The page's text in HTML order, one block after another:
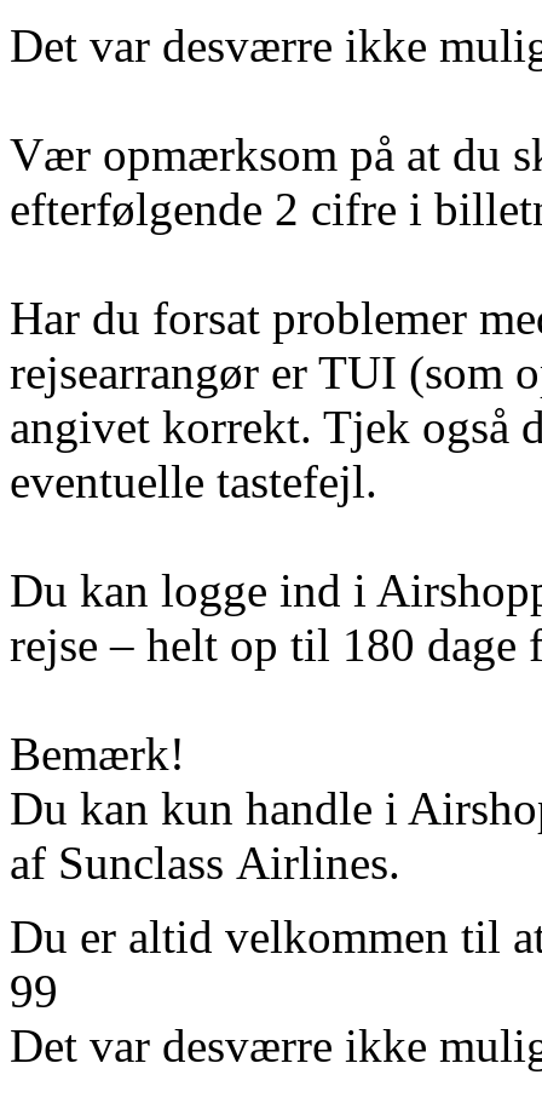
Det var desværre ikke
Vær opmærksom på at du
efterfølgende 2 cifre i
Har du forsat problemer
rejsearrangør er TUI (som
angivet korrekt. Tjek også
eventuelle tastefejl.
Du kan logge ind i
rejse – helt op til 180 dage
Bemærk!
Du kan kun handle i
af Sunclass Airlines.
Du er altid velkommen til
99
Det var desværre ikke